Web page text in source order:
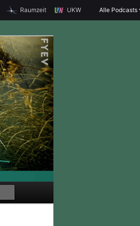
Raumzeit UKW Alle Podcasts
u